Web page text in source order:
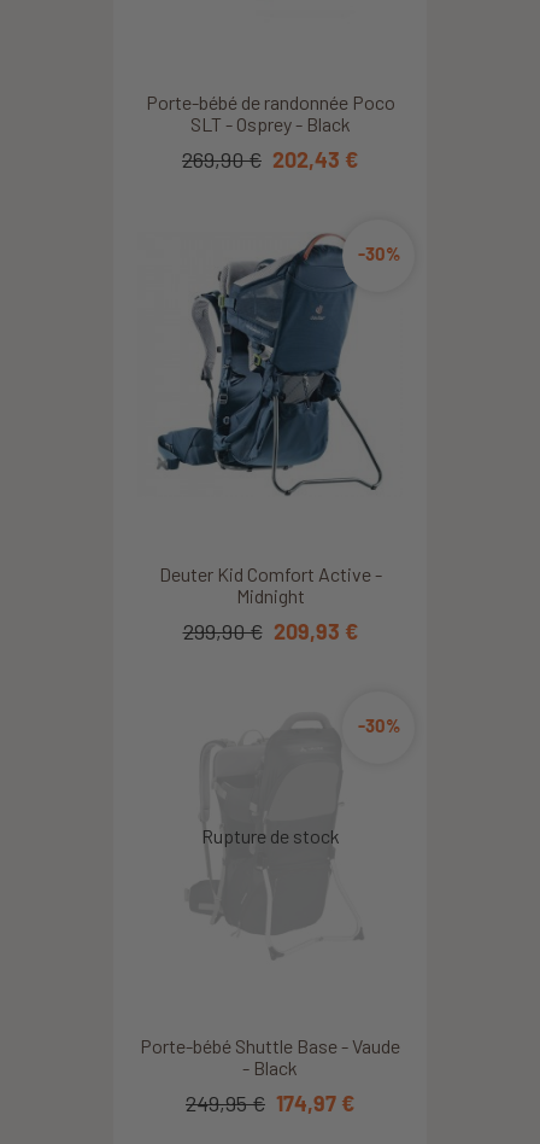
Porte-bébé de randonnée Poco
SLT - Osprey - Black
269,90 € 202,43 €
Deuter Kid Comfort Active -
Midnight
-30%
299,90 € 209,93 €
Porte-bébé Shuttle Base - Vaude
- Black
-30%
249,95 € 174,97 €